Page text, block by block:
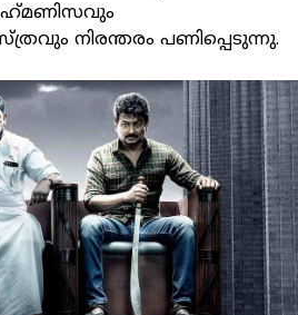
നിരന്തരം പണിപ്പെടുന്നു.